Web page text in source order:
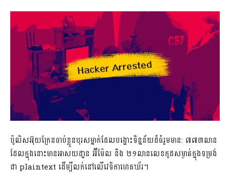
ប៉ូលិស​អ៊ុយ​ក្រែ​ន​ចាប់ខ្លួន​បុរស​ម្នាក់​ដែល​បង្ហោះ​ទិន្នន័យ​ដ៏​ធំ​រួមមាន: ៧៧៣លាន​
ដែល​ក្នុងនោះ​មាន​អា​សយ​ដា្ឋ​ន អ៊ី​ម៉ែ​ល និង ២១លាន​លេខ​កូដ​សម្ងាត់​ក្នុង​ទម្រង់​
ជា plaintext ដើម្បី​លក់​នៅលើ​វេទិកា​ហេ​គ​ឃ័​រ។